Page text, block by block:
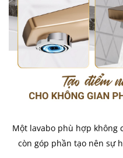
Một lavabo phù hợp không
còn góp phần tạo nên sự